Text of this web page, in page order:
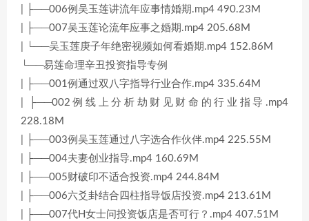
| ├──006例吴玉莲讲流年应事情婚期.mp4 490.23M
| ├──007吴玉莲论流年应事之婚期.mp4 205.68M
| └──吴玉莲庚子年绝密视频如何看婚期.mp4 152.86M
└──易莲命理辛丑投资指导专例
| ├──001例通过双八字指导行业合作.mp4 335.64M
| ├──002例线上分析劫财见财命的行业指导.mp4
228.18M
| ├──003例吴玉莲通过八字选合作伙伴.mp4 225.55M
| ├──004夫妻创业指导.mp4 160.69M
| ├──005财破印不适合投资.mp4 244.84M
| ├──006六爻卦结合四柱指导饭店投资.mp4 213.61M
| ├──007代H女士问投资饭店是否可行？.mp4 407.51M